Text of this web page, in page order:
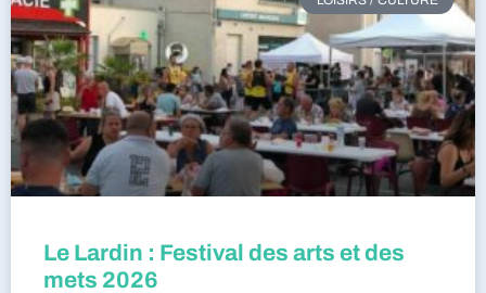
Le Lardin : Festival des arts et des
mets 2026